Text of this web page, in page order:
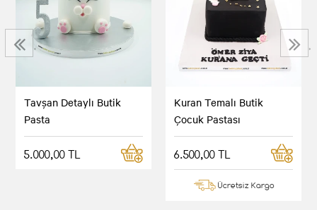
Tavşan Detaylı Butik
Pasta
5.000,00 TL
Kuran Temalı Butik
Çocuk Pastası
6.500,00 TL
Ücretsiz Kargo
‹ ›